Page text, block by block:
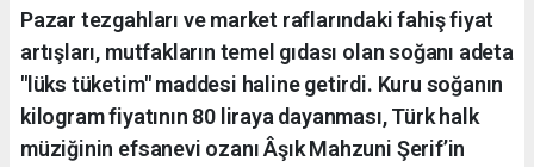
Pazar tezgahları ve market raflarındaki fahiş fiyat
artışları, mutfakların temel gıdası olan soğanı adeta
"lüks tüketim" maddesi haline getirdi. Kuru soğanın
kilogram fiyatının 80 liraya dayanması, Türk halk
müziğinin efsanevi ozanı Âşık Mahzuni Şerif’in